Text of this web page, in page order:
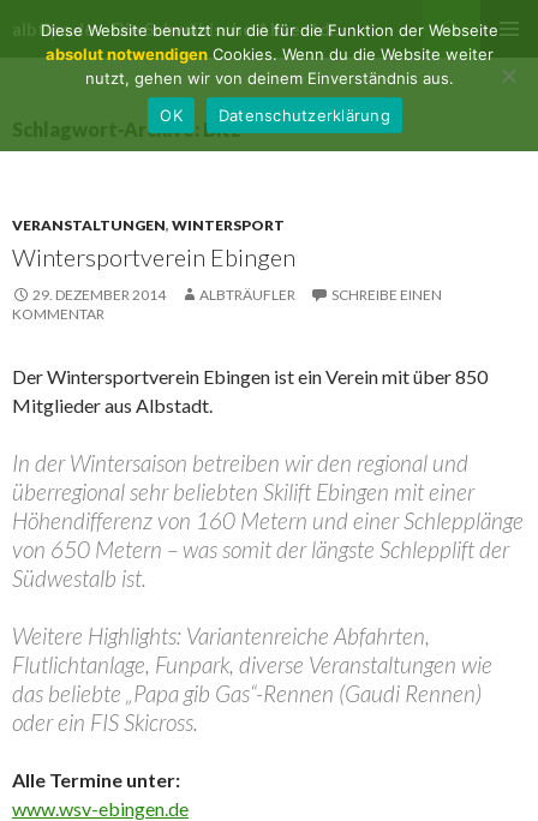
albtips.de – Die Schwäbische Alb entdecken
MENÜ
ZUM
Schlagwort-Archive: Bitz
VERANSTALTUNGEN, WINTERSPORT
Wintersportverein Ebingen
29. DEZEMBER 2014 ALBTRÄUFLER
SCHREIBE EINEN
KOMMENTAR
Der Wintersportverein Ebingen ist ein Verein mit über 850
Mitglieder aus Albstadt.
In der Wintersaison betreiben wir den regional und
überregional sehr beliebten Skilift Ebingen mit einer
Höhendifferenz von 160 Metern und einer Schlepplänge
von 650 Metern – was somit der längste Schlepplift der
Südwestalb ist.
Weitere Highlights: Variantenreiche Abfahrten,
Flutlichtanlage, Funpark, diverse Veranstaltungen wie
das beliebte „Papa gib Gas“-Rennen (Gaudi Rennen)
oder ein FIS Skicross.
Alle Termine unter:
www.wsv-ebingen.de
Diese Website benutzt nur die für die Funktion der Webseite
absolut notwendigenCookies. Wenn du die Website weiter
nutzt, gehen wir von deinem Einverständnis aus.
OK
Datenschutzerklärung